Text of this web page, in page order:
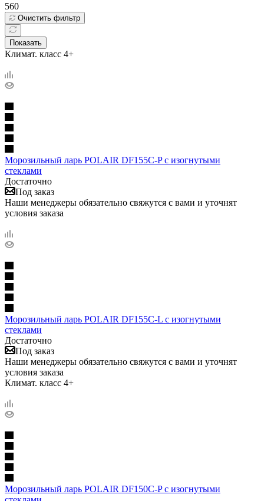
560
Очистить фильтр
Показать
Климат. класс 4+
Морозильный ларь POLAIR DF155C-P с изогнутыми
стеклами
Достаточно
Под заказ
Наши менеджеры обязательно свяжутся с вами и уточнят
условия заказа
Морозильный ларь POLAIR DF155C-L с изогнутыми
стеклами
Достаточно
Под заказ
Наши менеджеры обязательно свяжутся с вами и уточнят
условия заказа
Климат. класс 4+
Морозильный ларь POLAIR DF150C-P с изогнутыми